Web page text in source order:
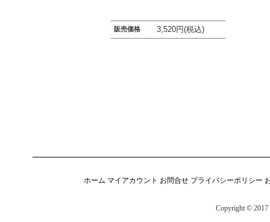
販売価格 3,520円(税込)
ホーム マイアカウント お問合せ プライバシーポリシー
Copyright © 2017